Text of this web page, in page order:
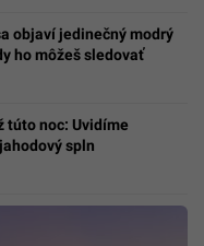
objaví jedinečný modrý
ho môžeš sledovať
túto noc: Uvidíme
spln